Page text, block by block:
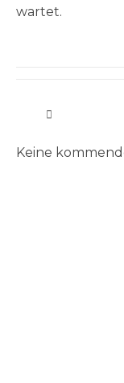
wartet.
Keine